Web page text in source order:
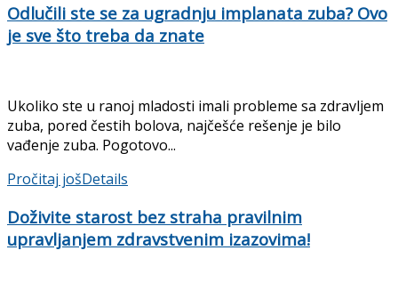
Odlučili ste se za ugradnju implanata zuba? Ovo
je sve što treba da znate
Ukoliko ste u ranoj mladosti imali probleme sa zdravljem
zuba, pored čestih bolova, najčešće rešenje je bilo
vađenje zuba. Pogotovo...
Pročitaj jošDetails
Doživite starost bez straha pravilnim
upravljanjem zdravstvenim izazovima!